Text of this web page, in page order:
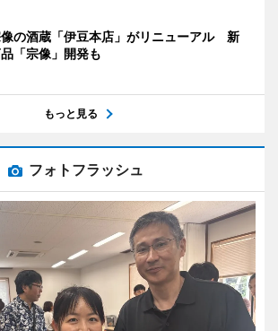
の酒蔵「伊豆本店」がリニューアル 新
「宗像」開発も
もっと見る
フォトフラッシュ